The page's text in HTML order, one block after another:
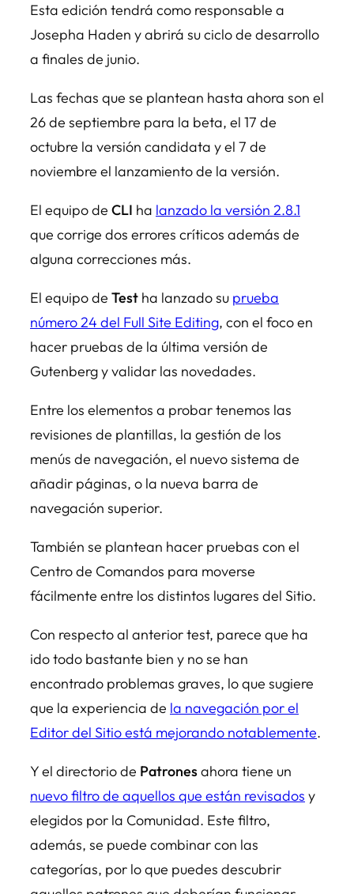
Esta edición tendrá como responsable a
Josepha Haden y abrirá su ciclo de desarrollo
a finales de junio.
Las fechas que se plantean hasta ahora son el
26 de septiembre para la beta, el 17 de
octubre la versión candidata y el 7 de
noviembre el lanzamiento de la versión.
El equipo de CLI ha lanzado la versión 2.8.1
que corrige dos errores críticos además de
alguna correcciones más.
El equipo de Test ha lanzado su prueba
número 24 del Full Site Editing, con el foco en
hacer pruebas de la última versión de
Gutenberg y validar las novedades.
Entre los elementos a probar tenemos las
revisiones de plantillas, la gestión de los
menús de navegación, el nuevo sistema de
añadir páginas, o la nueva barra de
navegación superior.
También se plantean hacer pruebas con el
Centro de Comandos para moverse
fácilmente entre los distintos lugares del Sitio.
Con respecto al anterior test, parece que ha
ido todo bastante bien y no se han
encontrado problemas graves, lo que sugiere
que la experiencia de la navegación por el
Editor del Sitio está mejorando notablemente.
Y el directorio de Patronesahora tiene un
nuevo filtro de aquellos que están revisados y
elegidos por la Comunidad. Este filtro,
además, se puede combinar con las
categorías, por lo que puedes descubrir